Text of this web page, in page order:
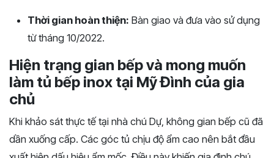
Thời gian hoàn thiện: Bàn giao và đưa vào sử dụng
từ tháng 10/2022.
Hiện trạng gian bếp và mong muốn
làm tủ bếp inox tại Mỹ Đình của gia
chủ
Khi khảo sát thực tế tại nhà chú Dự, không gian bếp cũ đã
dần xuống cấp. Các góc tủ chịu độ ẩm cao nên bắt đầu